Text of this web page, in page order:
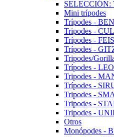
SELECCIÓN:
Mini trípodes
Trípodes -
Tripodes -
Trípodes -
Trípodes -
Tripodes/
Trípodes -
Tripodes -
Trípodes -
Tripodes -
Tripodes -
Tripodes -
Otros
Monópodes -